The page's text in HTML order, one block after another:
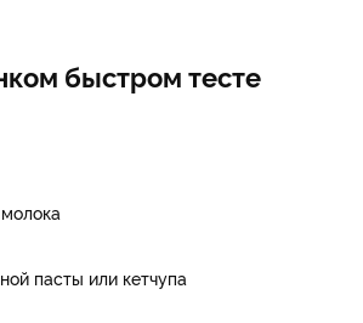
быстром тесте
пасты или кетчупа